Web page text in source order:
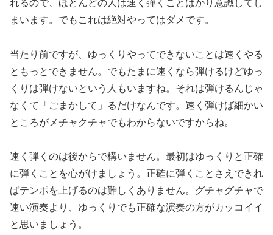
れるので、ほとんどの人は速く弾くことばかり意識してし
まいます。でもこれは絶対やってはダメです。
当たり前ですが、ゆっくりやってできないことは速くやる
ともっとできません。でもたまに速くなら弾けるけどゆっ
くりは弾けないという人もいますね。それは弾けるんじゃ
なくて「ごまかして」るだけなんです。速く弾けば細かい
ところがメチャクチャでもわからないですからね。
速く弾くのは後からで構いません。最初はゆっくりと正確
に弾くことを心がけましょう。正確に弾くことさえできれ
ばテンポを上げるのは難しくありません。グチャグチャで
速い演奏より、ゆっくりでも正確な演奏の方がカッコイイ
と思いましょう。